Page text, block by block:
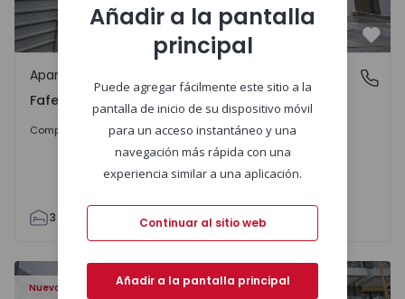
Fafe, Braga
Apartamento
Fafe, Braga
Comprar 325.800 €
3 305 2
Nuevo
Añadir a la pantalla
principal
Puede agregar fácilmente este sitio a la
pantalla de inicio de su dispositivo móvil
para un acceso instantáneo y una
navegación más rápida con una
experiencia similar a una aplicación.
Continuar al sitio web
Añadir a la pantalla principal